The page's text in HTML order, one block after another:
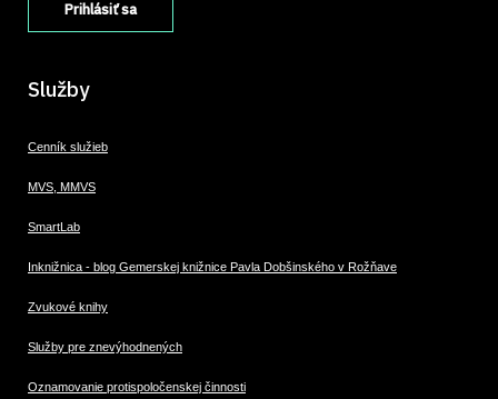
Služby
Cenník služieb
MVS, MMVS
SmartLab
Inknižnica - blog Gemerskej knižnice Pavla Dobšinského v Rožňave
Zvukové knihy
Služby pre znevýhodnených
Oznamovanie protispoločenskej činnosti